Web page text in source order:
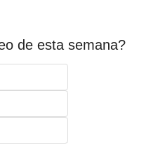
de esta semana?